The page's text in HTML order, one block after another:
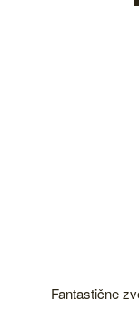
Fantastične